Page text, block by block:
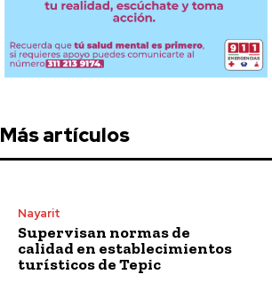
Más artículos
Nayarit
Supervisan normas de
calidad en establecimientos
turísticos de Tepic